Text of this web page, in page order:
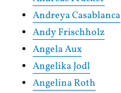
Andreya Casablanca
Andy Frischholz
Angela Aux
Angelika Jodl
Angelina Roth